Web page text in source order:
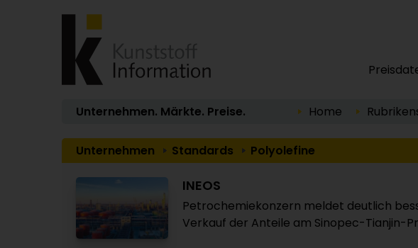
Unternehmen. Märkte. Preise. Home
Unternehmen Standards Polyolefine
INEOS
Petrochemiekonzern meldet deutlich
Verkauf der Anteile am Sinopec-Tianjin-